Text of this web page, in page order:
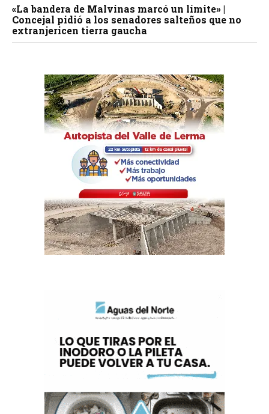
«La bandera de Malvinas marcó un límite» |
Concejal pidió a los senadores salteños que no
extranjericen tierra gaucha